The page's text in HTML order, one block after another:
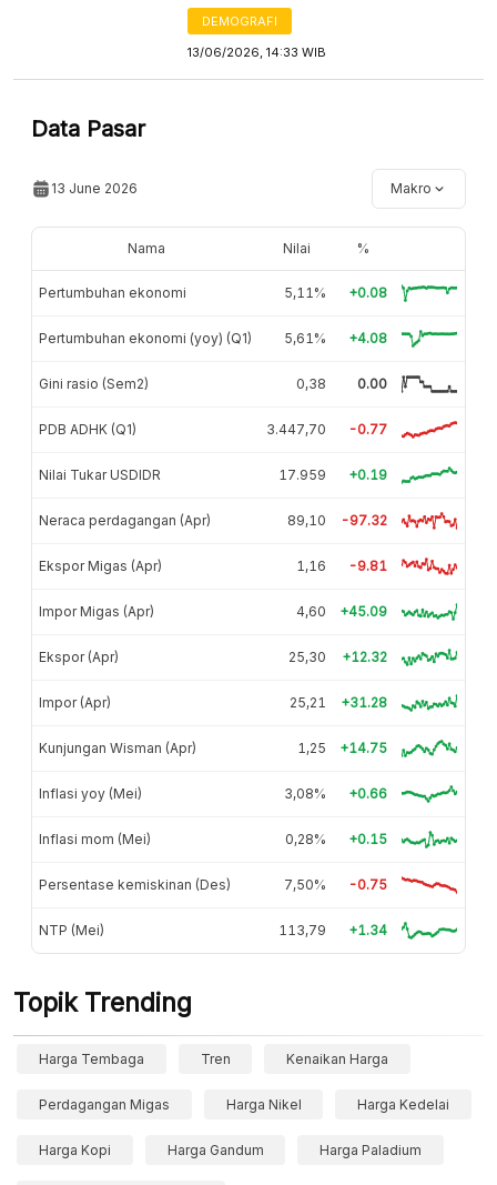
DEMOGRAFI
13/06/2026, 14:33 WIB
Data Pasar
13 June 2026 Makro
Nama Nilai %
Pertumbuhan ekonomi 5,11% +0.08
Pertumbuhan ekonomi (yoy) (Q1) 5,61% +4.08
Gini rasio (Sem2) 0,38 0.00
PDB ADHK (Q1) 3.447,70 -0.77
Nilai Tukar USDIDR 17.959 +0.19
Neraca perdagangan (Apr) 89,10 -97.32
Ekspor Migas (Apr) 1,16 -9.81
Impor Migas (Apr) 4,60 +45.09
Ekspor (Apr) 25,30 +12.32
Impor (Apr) 25,21 +31.28
Kunjungan Wisman (Apr) 1,25 +14.75
Inflasi yoy (Mei) 3,08% +0.66
Inflasi mom (Mei) 0,28% +0.15
Persentase kemiskinan (Des) 7,50% -0.75
NTP (Mei) 113,79 +1.34
Topik Trending
Harga Tembaga Tren Kenaikan Harga
Perdagangan Migas Harga Nikel Harga Kedelai
Harga Kopi Harga Gandum Harga Paladium